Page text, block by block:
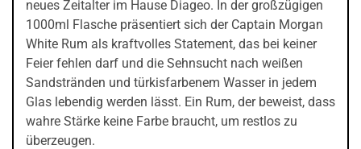
neues Zeitalter im Hause Diageo. In der großzügigen
1000ml Flasche präsentiert sich der Captain Morgan
White Rum als kraftvolles Statement, das bei keiner
Feier fehlen darf und die Sehnsucht nach weißen
Sandstränden und türkisfarbenem Wasser in jedem
Glas lebendig werden lässt. Ein Rum, der beweist, dass
wahre Stärke keine Farbe braucht, um restlos zu
überzeugen.